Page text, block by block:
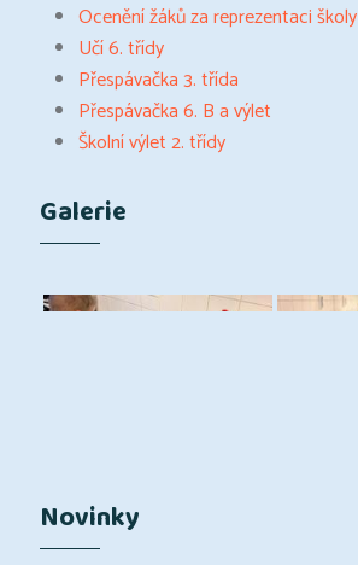
Ocenění žáků za reprezentaci školy
Učí 6. třídy
Přespávačka 3. třída
Přespávačka 6. B a výlet
Školní výlet 2. třídy
Galerie
Novinky